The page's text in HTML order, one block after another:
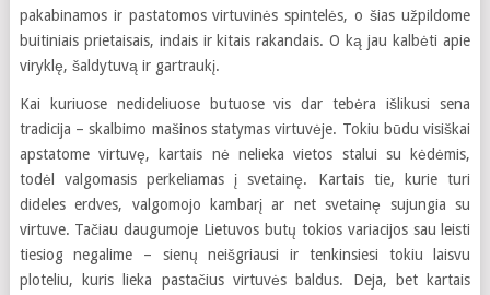
pakabinamos ir pastatomos virtuvinės spintelės, o šias užpildome
buitiniais prietaisais, indais ir kitais rakandais. O ką jau kalbėti apie
viryklę, šaldytuvą ir gartraukį.
Kai kuriuose nedideliuose butuose vis dar tebėra išlikusi sena
tradicija – skalbimo mašinos statymas virtuvėje. Tokiu būdu visiškai
apstatome virtuvę, kartais nė nelieka vietos stalui su kėdėmis,
todėl valgomasis perkeliamas į svetainę. Kartais tie, kurie turi
dideles erdves, valgomojo kambarį ar net svetainę sujungia su
virtuve. Tačiau daugumoje Lietuvos butų tokios variacijos sau leisti
tiesiog negalime – sienų neišgriausi ir tenkinsiesi tokiu laisvu
ploteliu, kuris lieka pastačius virtuvės baldus. Deja, bet kartais